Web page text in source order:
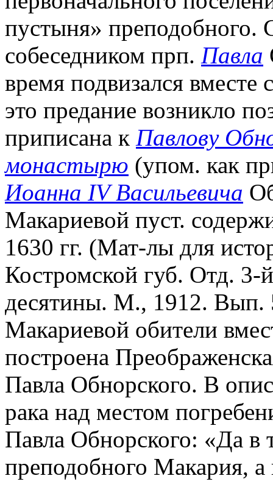
пустыня»
собеседником прп. Павла
время подвизался
это предание возникло
приписана к Павлову
монастырю (упом. как
Иоанна IV Васильевича
Макариевой пуст.
1630 гг. (Мат-лы для
Костромской губ. Отд. 3-
десятины. М., 1912. Вып.
Макариевой обители
построена
Павла Обнорского. В
рака над местом
Павла Обнорского: «Да в
преподобного Макария,